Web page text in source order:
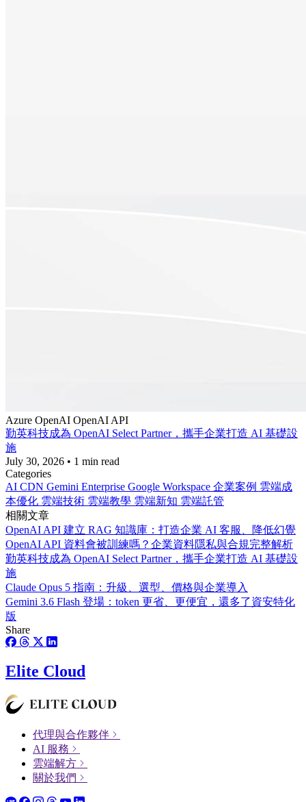
Azure OpenAI OpenAI API
勤英科技成為 OpenAI Select Partner，攜手企業打造 AI 基礎設
施
July 30, 2026 • 1 min read
Categories
AI CDN Gemini Enterprise Google Workspace 企業案例 雲端成
本優化 雲端技術 雲端教學 雲端新知 雲端託管
相關文章
OpenAI API 建立 RAG 知識庫：打造企業 AI 客服、降低幻覺
OpenAI API 資料會被訓練嗎？企業資料隱私與合規完整解析
勤英科技成為 OpenAI Select Partner，攜手企業打造 AI 基礎設
施
Claude Opus 5 指南：升級、選型、價格與企業導入
Gemini 3.6 Flash 登場：token 更省、更便宜，還多了資安特化
版
Share
Elite Cloud
代理與合作夥伴
AI 服務
雲端解方
關於我們